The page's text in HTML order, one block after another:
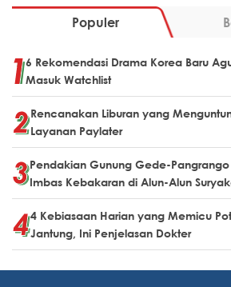
Populer
6 Rekomendasi Drama Korea Baru
Masuk Watchlist
Rencanakan Liburan yang
Layanan Paylater
Pendakian Gunung Gede-
Imbas Kebakaran di Alun-Alun
4 Kebiasaan Harian yang Memicu
Jantung, Ini Penjelasan Dokter